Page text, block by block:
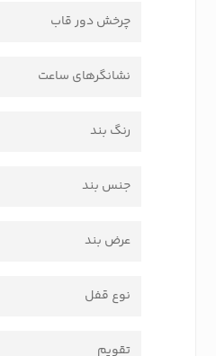
چرخش دور قاب
نشانگرهای ساعت
رنگ بند
جنس بند
عرض بند
نوع قفل
تقویم